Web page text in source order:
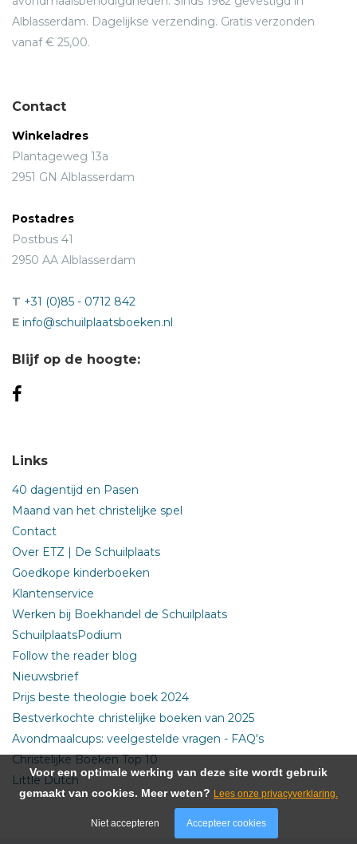
Alblasserdam. Dagelijkse verzending. Gratis verzonden
vanaf € 25,00.
Contact
Winkeladres
Plantageweg 13a
2951 GN Alblasserdam
Postadres
Postbus 41
2950 AA Alblasserdam
T +31 (0)85 - 0712 842
E info@schuilplaatsboeken.nl
Blijf op de hoogte:
Links
40 dagentijd en Pasen
Maand van het christelijke spel
Contact
Over ETZ | De Schuilplaats
Goedkope kinderboeken
Klantenservice
Werken bij Boekhandel de Schuilplaats
SchuilplaatsPodium
Follow the reader blog
Nieuwsbrief
Prijs beste theologie boek 2024
Bestverkochte christelijke boeken van 2025
Avondmaalcups: veelgestelde vragen - FAQ's
Christelijke Boeken Top 10
Little Dutch
Voor een optimale werking van deze site wordt gebruik
gemaakt van cookies. Meer weten? Lees onze privacyverklaring.
Niet accepteren Accepteer cookies